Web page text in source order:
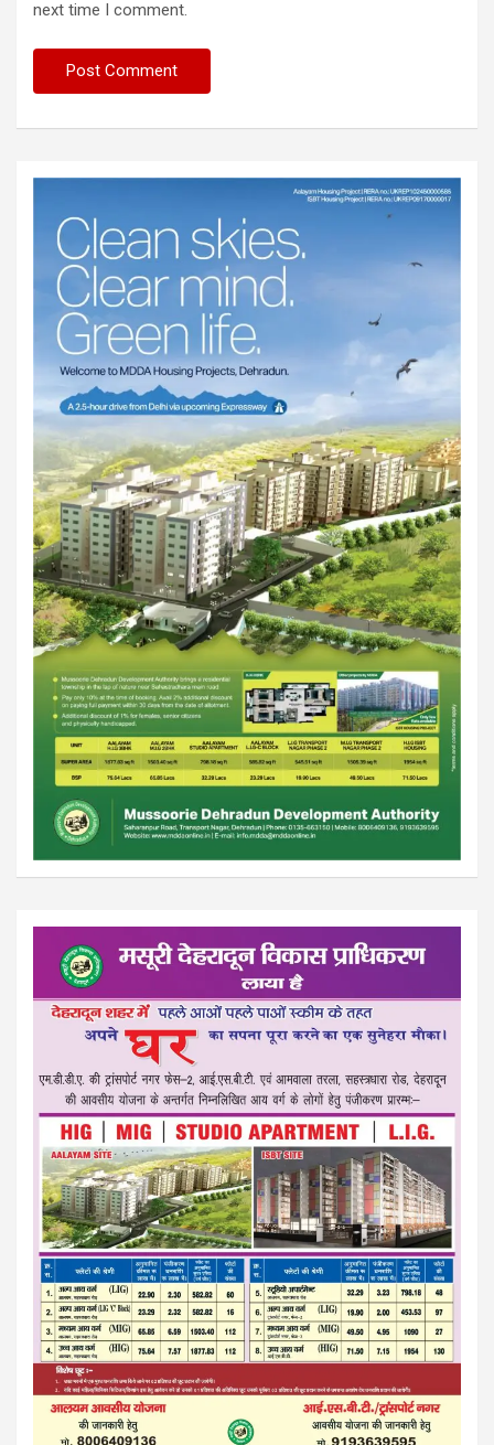
next time I comment.